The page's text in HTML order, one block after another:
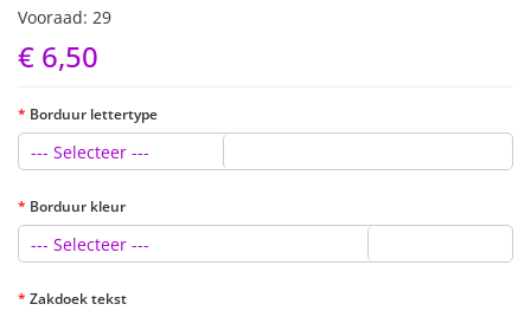
Vooraad: 29
€ 6,50
Borduur lettertype
--- Selecteer ---
Borduur kleur
--- Selecteer ---
Zakdoek tekst